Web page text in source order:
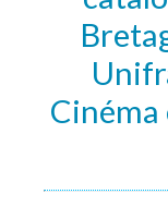
Cinéma